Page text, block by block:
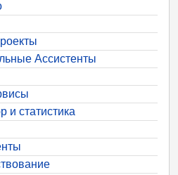
Ассистенты
и статистика